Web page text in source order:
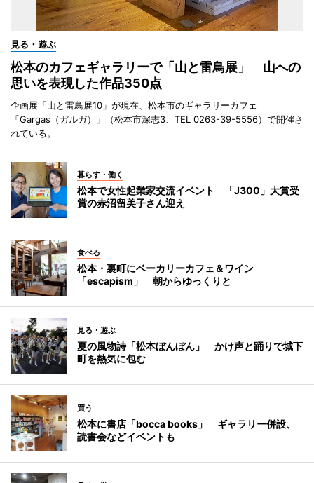
見る・遊ぶ
松本のカフェギャラリーで「山と雷鳥展」 山への
思いを表現した作品350点
企画展「山と雷鳥展10」が現在、松本市のギャラリーカフェ
「Gargas（ガルガ）」（松本市深志3、TEL 0263-39-5556）で開催さ
れている。
暮らす・働く
松本で女性起業家交流イベント 「J300」大賞受
賞の赤沼留美子さん迎え
食べる
松本・裏町にベーカリーカフェ＆ワイン
「escapism」 朝からゆっくりと
見る・遊ぶ
夏の風物詩「松本ぼんぼん」 かけ声と踊りで城下
町を熱気に包む
買う
松本に書店「bocca books」 ギャラリー併設、
読書会などイベントも